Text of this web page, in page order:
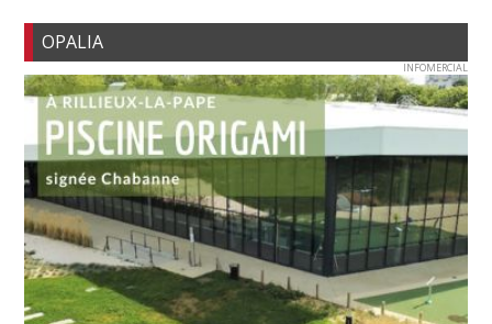
OPALIA
INFOMERCIAL